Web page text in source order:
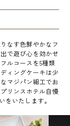
なす色鮮やかなフ
で遊び心を効かせ
ルコースを5種類
ィングケーキは少
マジパン細工でお
リンスホテル自慢
いたします。